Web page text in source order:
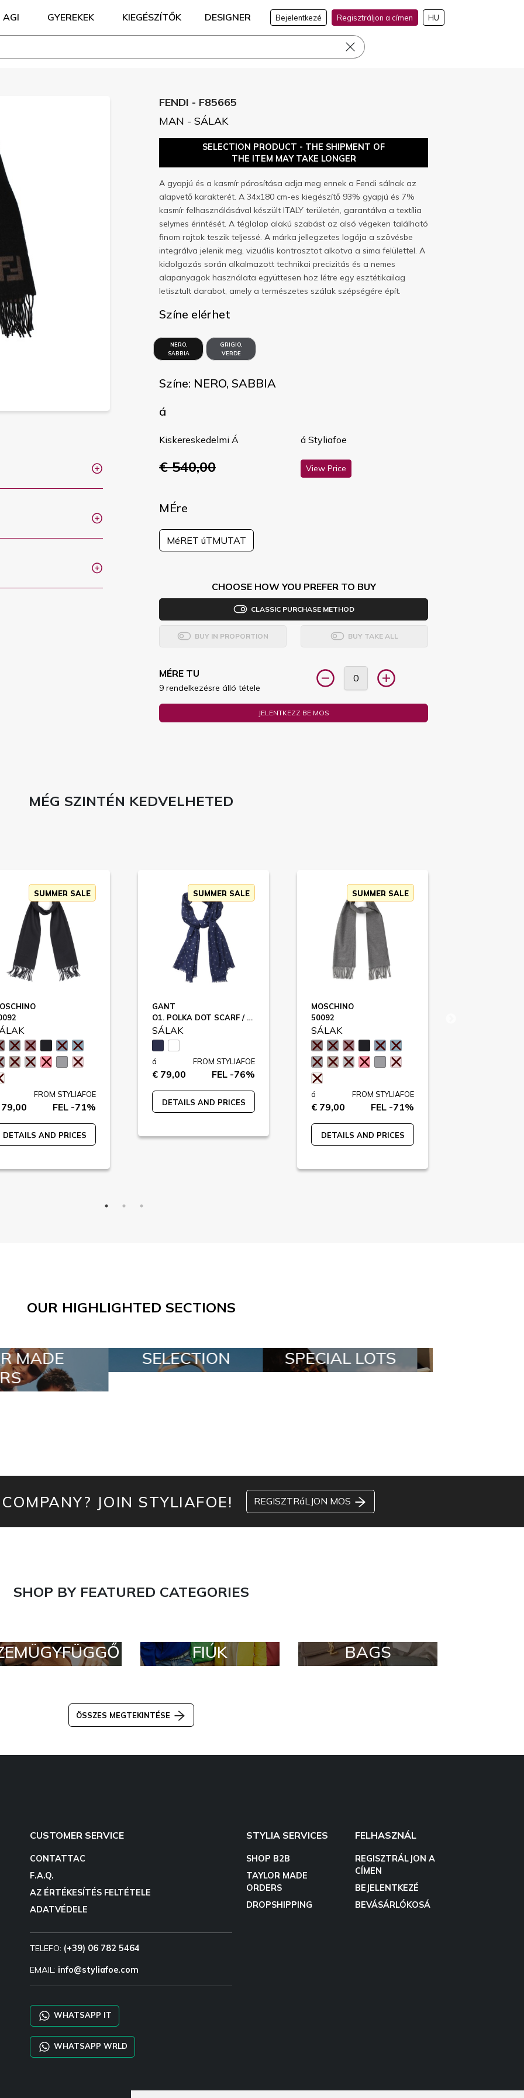
AGI GYEREKEK KIEGÉSZÍTŐK DESIGNER Bejelentkezé Regisztráljon a címen HU
FENDI - F85665
MAN - SÁLAK
SELECTION PRODUCT - THE SHIPMENT OF
THE ITEM MAY TAKE LONGER
A gyapjú és a kasmír párosítása adja meg ennek a Fendi sálnak az
alapvető karakterét. A 34x180 cm-es kiegészítő 93% gyapjú és 7%
kasmír felhasználásával készült ITALY területén, garantálva a textília
selymes érintését. A téglalap alakú szabást az alsó végeken található
finom rojtok teszik teljessé. A márka jellegzetes logója a szövésbe
integrálva jelenik meg, vizuális kontrasztot alkotva a sima felülettel. A
kidolgozás során alkalmazott technikai precizitás és a nemes
alapanyagok használata együttesen hoz létre egy esztétikailag
letisztult darabot, amely a természetes szálak szépségére épít.
Színe elérhet
NERO,
SABBIA
GRIGIO,
VERDE
Színe: NERO, SABBIA
á
Kiskereskedelmi Á
€ 540,00
á Styliafoe
View Price
MÉre
MéRET úTMUTAT
CHOOSE HOW YOU PREFER TO BUY
CLASSIC PURCHASE METHOD
BUY IN PROPORTION BUY TAKE ALL
MÉRE TU
9 rendelkezésre álló tétele
JELENTKEZZ BE MOS
MÉG SZINTÉN KEDVELHETED
SUMMER SALE
FROM STYLIAFOE
FEL -71%
DETAILS AND PRICES
SUMMER SALE
GANT
O1. POLKA DOT SCARF / 9920039
SÁLAK
á
€ 79,00
FROM STYLIAFOE
FEL -76%
DETAILS AND PRICES
SUMMER SALE
MOSCHINO
50092
SÁLAK
á
€ 79,00
FROM STYLIAFOE
FEL -71%
DETAILS AND PRICES
OUR HIGHLIGHTED SECTIONS
SPECIAL LOTS ALL IN A BOX STYLIA
JOIN STYLIAFOE! REGISZTRáLJON MOS
SHOP BY FEATURED CATEGORIES
FIÚK BAGS
ÖSSZES MEGTEKINTÉSE
CUSTOMER SERVICE
CONTATTAC
F.A.Q.
AZ ÉRTÉKESÍTÉS FELTÉTELE
ADATVÉDELE
TELEFO: (+39) 06 782 5464
EMAIL: info@styliafoe.com
WHATSAPP IT
WHATSAPP WRLD
STYLIA SERVICES
SHOP B2B
TAYLOR MADE
ORDERS
DROPSHIPPING
FELHASZNÁL
REGISZTRÁLJON A
CÍMEN
BEJELENTKEZÉ
BEVÁSÁRLÓKOSÁ